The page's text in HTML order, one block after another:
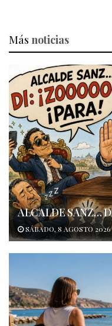
Más noticias
ALCALDE SANZ…
SÁBADO, 8 AGOSTO 2026